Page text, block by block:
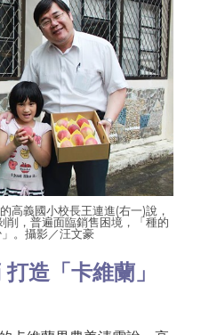
高義國小校長王連進(右一)說，
削，普遍面臨銷售困境，「種的
。攝影／汪文豪
造「卡維蘭」